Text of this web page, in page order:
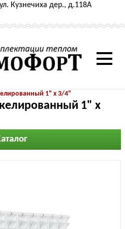
Кузнечиха дер., д.118А
1" х 3/4"
1" х